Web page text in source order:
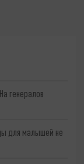
генералов
для малышей не